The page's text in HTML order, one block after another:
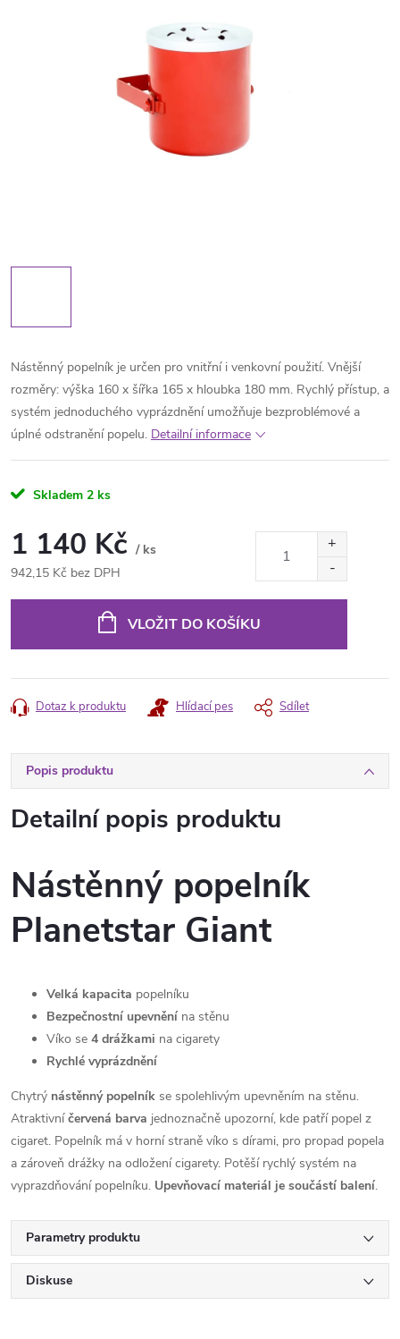
Nástěnný popelník je určen pro vnitřní i venkovní použití. Vnější
rozměry: výška 160 x šířka 165 x hloubka 180 mm. Rychlý přístup, a
systém jednoduchého vyprázdnění umožňuje bezproblémové a
úplné odstranění popelu. Detailní informace
Skladem 2 ks
1 140 Kč / ks
942,15 Kč bez DPH
VLOŽIT DO KOŠÍKU
Dotaz k produktu Hlídací pes Sdílet
Popis produktu
Detailní popis produktu
Nástěnný popelník
Planetstar Giant
Velká kapacita popelníku
Bezpečnostní upevnění na stěnu
Víko se 4 drážkami na cigarety
Rychlé vyprázdnění
Chytrý nástěnný popelník se spolehlivým upevněním na stěnu.
Atraktivní červená barva jednoznačně upozorní, kde patří popel z
cigaret. Popelník má v horní straně víko s dírami, pro propad popela
a zároveň drážky na odložení cigarety. Potěší rychlý systém na
vyprazdňování popelníku. Upevňovací materiál je součástí balení.
Parametry produktu
Diskuse